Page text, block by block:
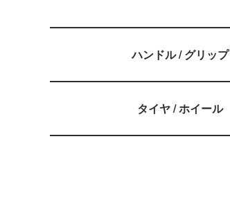
ハンドル / グリップ
タイヤ / ホイール